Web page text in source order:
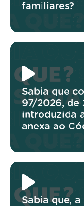
familiares?
Sabia que
97/2026, de
introduzida
anexa ao
Sabia que,